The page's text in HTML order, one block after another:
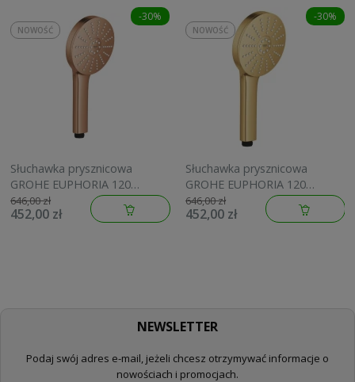
-30%
Słuchawka prysznicowa
GROHE EUPHORIA 120
brushed warm sunset
134883DL00
646,00 zł
452,00 zł
NOWOŚĆ
-30%
Słuchawka prysznicowa
GROHE EUPHORIA 120
brushed cool sunrise
134883GN00
646,00 zł
452,00 zł
NOWOŚĆ
NEWSLETTER
Podaj swój adres e-mail, jeżeli chcesz otrzymywać informacje o
nowościach i promocjach.